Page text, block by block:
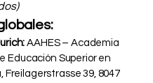
AAHES – Academia
Educación Superior en
Freilagerstrasse 39, 8047